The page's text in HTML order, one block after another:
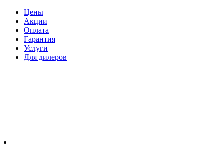
Цены
Акции
Оплата
Гарантия
Услуги
Для дилеров